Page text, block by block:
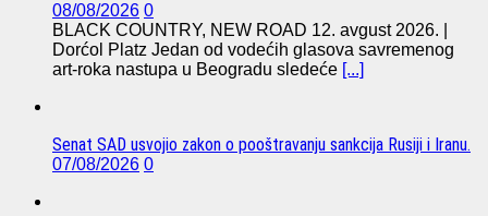
08/08/2026 0
BLACK COUNTRY, NEW ROAD 12. avgust 2026. |
Dorćol Platz Jedan od vodećih glasova savremenog
art-roka nastupa u Beogradu sledeće [...]
Senat SAD usvojio zakon o pooštravanju sankcija Rusiji i Iranu.
07/08/2026 0